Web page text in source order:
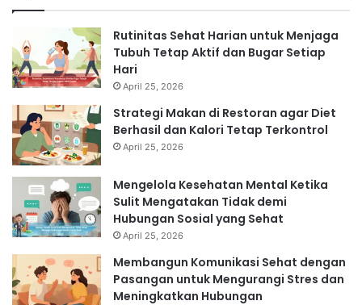
Rutinitas Sehat Harian untuk Menjaga
Tubuh Tetap Aktif dan Bugar Setiap
Hari
April 25, 2026
Strategi Makan di Restoran agar Diet
Berhasil dan Kalori Tetap Terkontrol
April 25, 2026
Mengelola Kesehatan Mental Ketika
Sulit Mengatakan Tidak demi
Hubungan Sosial yang Sehat
April 25, 2026
Membangun Komunikasi Sehat dengan
Pasangan untuk Mengurangi Stres dan
Meningkatkan Hubungan